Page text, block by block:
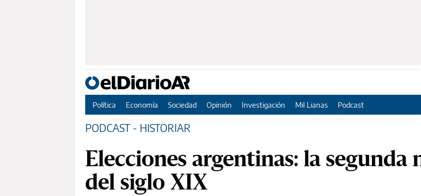
Política Economía Sociedad Opinión Investigación Mil Lianas Podcast
PODCAST - HISTORIAR
Elecciones argentinas: la segunda
del siglo XIX